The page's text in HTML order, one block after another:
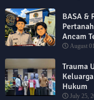
BASA &
Ancam
August
Trauma
Hukum
July 25,